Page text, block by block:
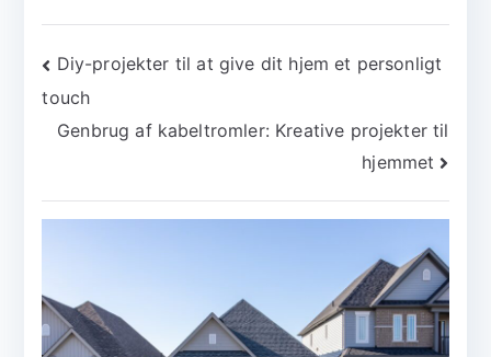
Indlægsnavigation
Diy-projekter til at give dit hjem et personligt
touch
Genbrug af kabeltromler: Kreative projekter til
hjemmet